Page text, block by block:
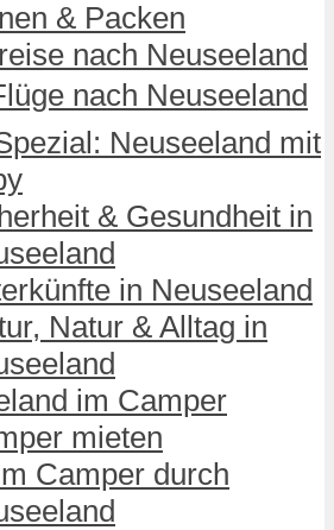
& Packen
nach Neuseeland
nach Neuseeland
Neuseeland mit
& Gesundheit in
in Neuseeland
Natur & Alltag in
im Camper
mieten
Camper durch